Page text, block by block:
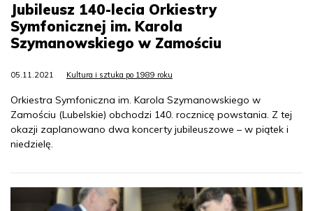
Jubileusz 140-lecia Orkiestry
Symfonicznej im. Karola
Szymanowskiego w Zamościu
05.11.2021 Kultura i sztuka po 1989 roku
Orkiestra Symfoniczna im. Karola Szymanowskiego w
Zamościu (Lubelskie) obchodzi 140. rocznicę powstania. Z tej
okazji zaplanowano dwa koncerty jubileuszowe – w piątek i
niedzielę.